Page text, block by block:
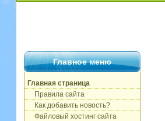
Главное меню
Главная страница
Правила сайта
Как добавить новость?
Файловый хостинг сайта